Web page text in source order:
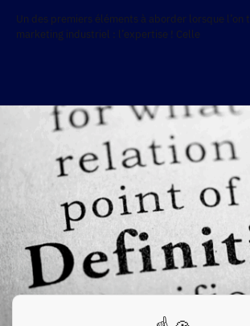
Un des premiers éléments à aborder lorsque l’on
marketing industriel : l’expertise ! Celle